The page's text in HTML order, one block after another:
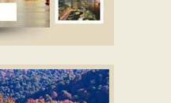
mit Basic linear effekt